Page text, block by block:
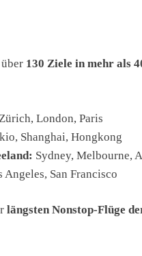
130 Ziele in mehr als
London, Paris
Shanghai, Hongkong
Sydney, Melbourne,
Angeles, San Francisco
längsten Nonstop-Flüge